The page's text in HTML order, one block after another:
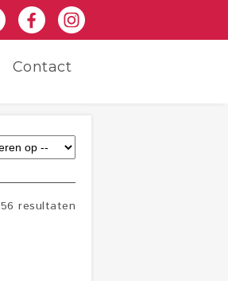
Contact
56 resultaten